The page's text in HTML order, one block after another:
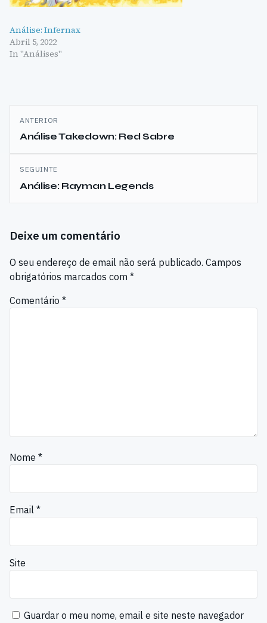
Análise: Infernax
Abril 5, 2022
In "Análises"
Navegação
de
artigos
ANTERIOR
Análise Takedown: Red Sabre
SEGUINTE
Análise: Rayman Legends
Deixe um comentário
O seu endereço de email não será publicado. Campos
obrigatórios marcados com *
Comentário *
Nome *
Email *
Site
Guardar o meu nome, email e site neste navegador